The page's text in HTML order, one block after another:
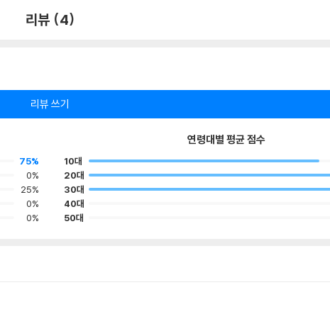
리뷰 (4)
리뷰 쓰기
75%
0%
25%
0%
0%
연령대별 평균 점수
10대
20대
30대
40대
50대